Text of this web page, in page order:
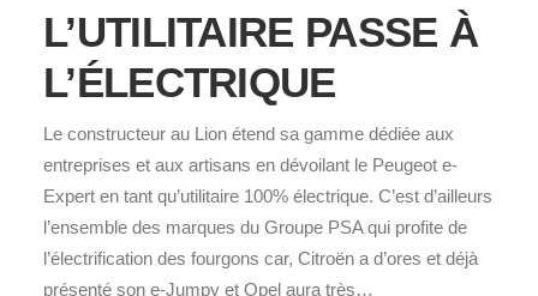
L’UTILITAIRE PASSE À
L’ÉLECTRIQUE
Le constructeur au Lion étend sa gamme dédiée aux
entreprises et aux artisans en dévoilant le Peugeot e-
Expert en tant qu’utilitaire 100% électrique. C’est d’ailleurs
l’ensemble des marques du Groupe PSA qui profite de
l’électrification des fourgons car, Citroën a d’ores et déjà
présenté son e-Jumpy et Opel aura très…